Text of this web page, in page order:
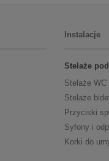
Instalacje
Stelaże
Stelaże WC
Stelaże
Przyciski
Syfony i
Korki do